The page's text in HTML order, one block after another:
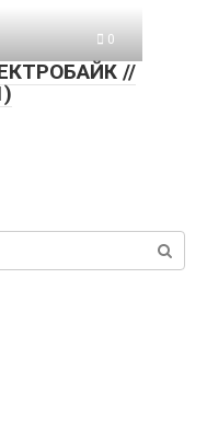
0
//